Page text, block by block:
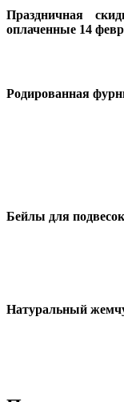
Праздничная
оплаченные 14
Родированная
Бейлы для
Натуральный